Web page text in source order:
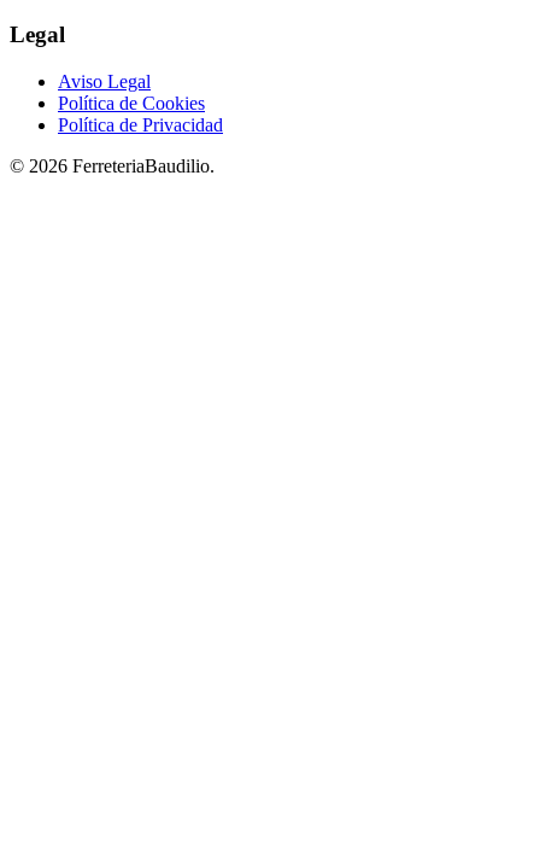
Legal
Aviso Legal
Política de Cookies
Política de Privacidad
© 2026 FerreteriaBaudilio.